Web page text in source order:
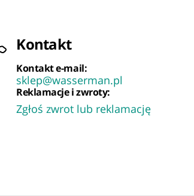
Kontakt
Kontakt e-mail:
sklep@wasserman.pl
Reklamacje i zwroty:
Zgłoś zwrot lub reklamację